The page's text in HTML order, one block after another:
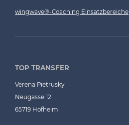
wingwave®-Coaching Einsatzbereiche
TOP TRANSFER
Verena Pietrusky
Neugasse 12
65719 Hofheim